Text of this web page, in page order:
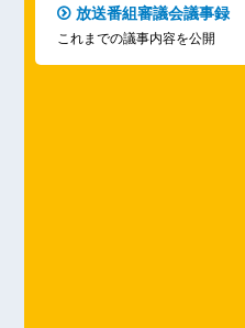
放送番組審議会議事録
これまでの議事内容を公開